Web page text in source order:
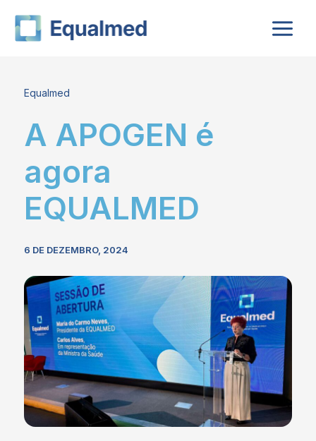
content
Equalmed
A APOGEN é
agora
EQUALMED
6 DE DEZEMBRO, 2024